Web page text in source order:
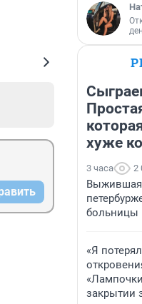
хуже
3 часа 2
Выжившая
больницы
«Я
закрытии